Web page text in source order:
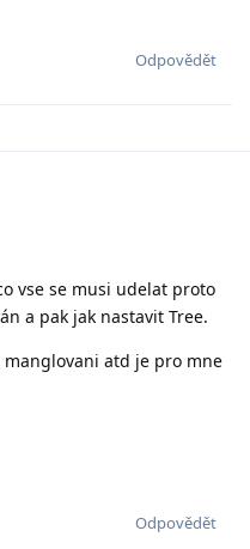
Odpovědět
vse se musi udelat proto
a pak jak nastavit Tree.
atd je pro mne
Odpovědět